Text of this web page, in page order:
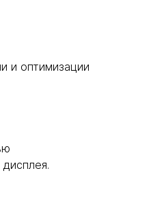
и оптимизации